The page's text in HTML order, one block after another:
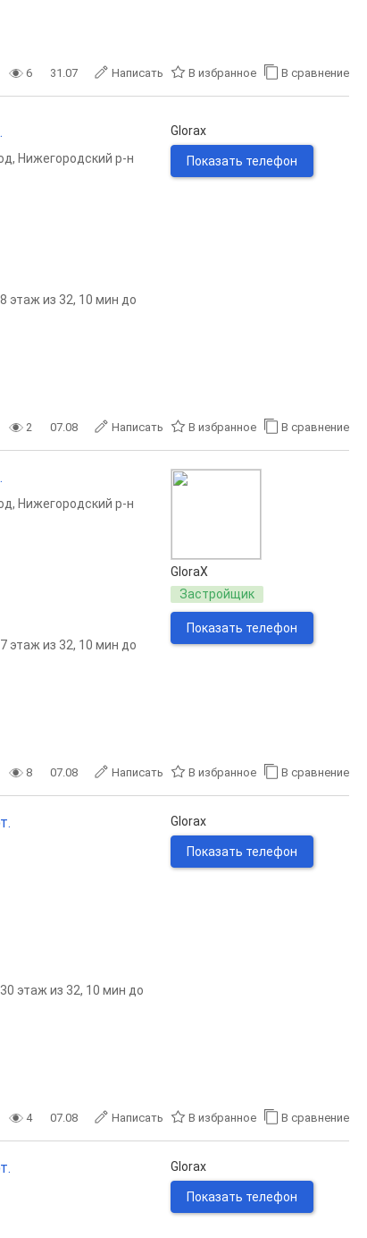
6 31.07 Написать В избранное В сравнение
, Нижегородский р-н
этаж из 32, 10 мин до
Glorax
Показать телефон
2 07.08 Написать В избранное В сравнение
, Нижегородский р-н
этаж из 32, 10 мин до
GloraX
Застройщик
Показать телефон
8 07.08 Написать В избранное В сравнение
этаж из 32, 10 мин до
Glorax
Показать телефон
4 07.08 Написать В избранное В сравнение
Glorax
Показать телефон